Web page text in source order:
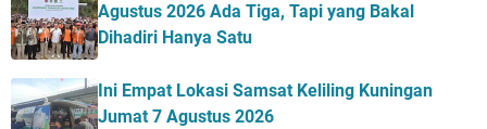
Agustus 2026 Ada Tiga, Tapi yang Bakal
Dihadiri Hanya Satu
Ini Empat Lokasi Samsat Keliling Kuningan
Jumat 7 Agustus 2026